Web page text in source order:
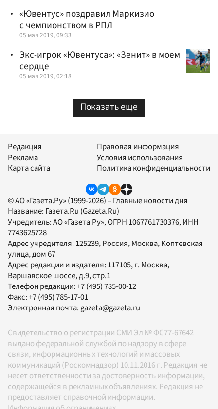
«Ювентус» поздравил Маркизио
с чемпионством в РПЛ
05 мая 2019, 09:33
Экс-игрок «Ювентуса»: «Зенит» в моем
сердце
05 мая 2019, 02:18
Показать еще
Редакция
Реклама
Карта сайта
Правовая информация
Условия использования
Политика конфиденциальности
© АО «Газета.Ру» (1999-2026) – Главные новости дня
Название: Газета.Ru (Gazeta.Ru)
Учредитель:АО «Газета.Ру», ОГРН 1067761730376, ИНН
7743625728
Адрес учредителя: 125239, Россия, Москва, Коптевская
улица, дом 67
Адрес редакции и издателя: 117105, г. Москва,
Варшавское шоссе, д.9, стр.1
Телефон редакции:+7 (495) 785-00-12
Факс:+7 (495) 785-17-01
Электронная почта:gazeta@gazeta.ru
Свидетельство о регистрации СМИ Эл № ФС77-67642
выдано федеральной службой по надзору в сфере
связи, информационных технологий и массовых
коммуникаций (Роскомнадзор) 10.11.2016 г. Редакция не
несет ответственности за достоверность информации,
содержащейся в рекламных объявлениях. Редакция не
предоставляет справочной информации.